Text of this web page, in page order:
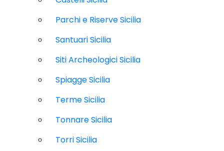
Parchi e Riserve Sicilia
Santuari Sicilia
Siti Archeologici Sicilia
Spiagge Sicilia
Terme Sicilia
Tonnare Sicilia
Torri Sicilia